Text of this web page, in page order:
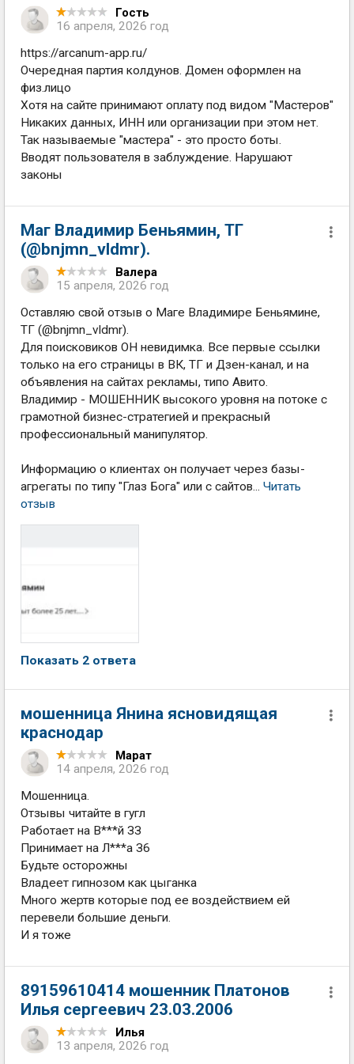
Гость
16 апреля, 2026 год
https://arcanum-app.ru/
Очередная партия колдунов. Домен оформлен на
физ.лицо
Хотя на сайте принимают оплату под видом "Мастеров"
Никаких данных, ИНН или организации при этом нет.
Так называемые "мастера" - это просто боты.
Вводят пользователя в заблуждение. Нарушают
законы
Маг Владимир Беньямин, ТГ
(@bnjmn_vldmr).
Валера
15 апреля, 2026 год
Оставляю свой отзыв о Маге Владимире Беньямине,
ТГ (@bnjmn_vldmr).
Для поисковиков ОН невидимка. Все первые ссылки
только на его страницы в ВК, ТГ и Дзен-канал, и на
объявления на сайтах рекламы, типо Авито.
Владимир - МОШЕННИК высокого уровня на потоке с
грамотной бизнес-стратегией и прекрасный
профессиональный манипулятор.
Информацию о клиентах он получает через базы-
агрегаты по типу "Глаз Бога" или с сайтов... Читать
отзыв
Показать 2 ответа
мошенница Янина ясновидящая
краснодар
Марат
14 апреля, 2026 год
Мошенница.
Отзывы читайте в гугл
Работает на В***й ЗЗ
Принимает на Л***а З6
Будьте осторожны
Владеет гипнозом как цыганка
Много жертв которые под ее воздействием ей
перевели большие деньги.
И я тоже
89159610414 мошенник Платонов
Илья сергеевич 23.03.2006
Илья
13 апреля, 2026 год